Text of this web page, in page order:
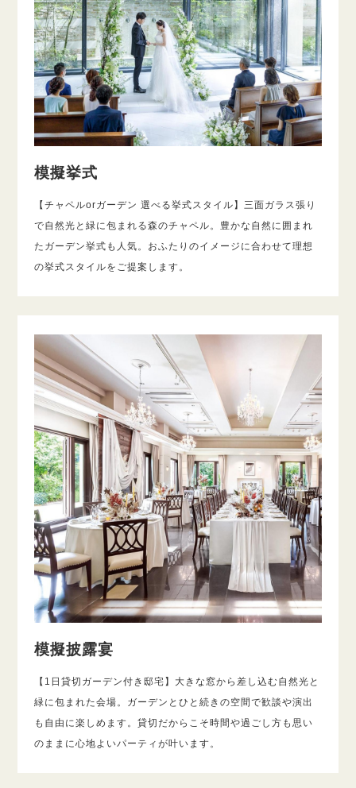
模擬挙式
【チャペルorガーデン 選べる挙式スタイル】三面ガラス張り
で自然光と緑に包まれる森のチャペル。豊かな自然に囲まれ
たガーデン挙式も人気。おふたりのイメージに合わせて理想
の挙式スタイルをご提案します。
模擬披露宴
【1日貸切ガーデン付き邸宅】大きな窓から差し込む自然光と
緑に包まれた会場。ガーデンとひと続きの空間で歓談や演出
も自由に楽しめます。貸切だからこそ時間や過ごし方も思い
のままに心地よいパーティが叶います。